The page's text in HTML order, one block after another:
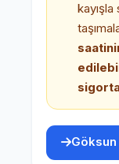
kayışla
Göksun